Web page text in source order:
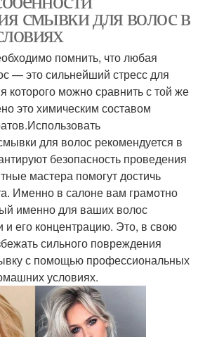
смывки для волос в
помнить, что любая
— это сильнейший стресс для
которого можно сравнить с той же
это химическим составом
для волос рекомендуется в
безопасность проведения
мастера помогут достичь
Именно в салоне вам грамотно
именно для ваших волос
и его концентрацию. Это, в свою
сильного повреждения
с помощью профессиональных
условиях.